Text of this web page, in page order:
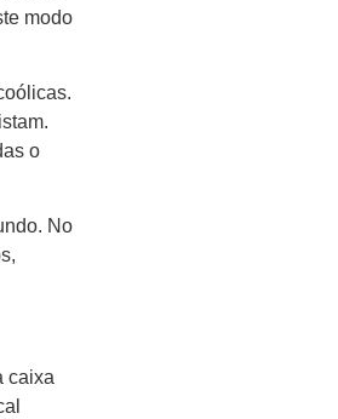
modo
o
No
caixa